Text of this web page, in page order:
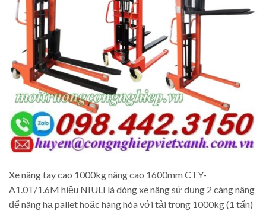
Xe nâng tay cao 1000kg nâng cao 1600mm CTY-
A1.0T/1.6M hiệu NIULI là dòng xe nâng sử dụng 2 càng nâng
để nâng hạ pallet hoặc hàng hóa với tải trọng 1000kg (1 tấn)